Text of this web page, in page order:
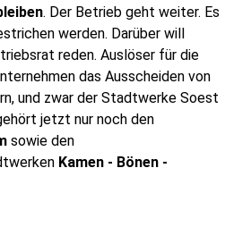
. Der Betrieb geht weiter. Es
werden. Darüber will
reden. Auslöser für die
das Ausscheiden von
und zwar der Stadtwerke Soest
jetzt nur noch den
sowie den
Kamen - Bönen -